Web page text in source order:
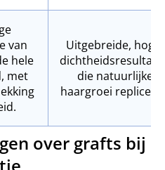
van
hele
met
Uitgebreide, hoge-
die natuurlijke
haargroei
over grafts bij